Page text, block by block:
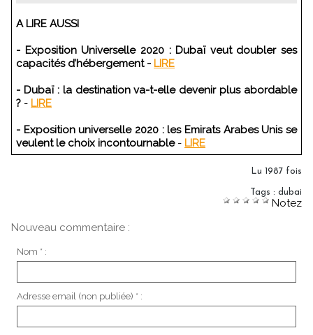
A LIRE AUSSI
- Exposition Universelle 2020 : Dubaï veut doubler ses
capacités d’hébergement - LIRE
- Dubaï : la destination va-t-elle devenir plus abordable
? - LIRE
- Exposition universelle 2020 : les Emirats Arabes Unis se
veulent le choix incontournable- LIRE
Lu 1987 fois
Tags : dubai
Notez
Nouveau commentaire :
Nom * :
Adresse email (non publiée) * :